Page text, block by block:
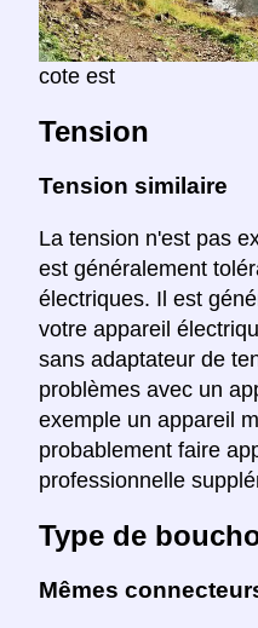
cote est
Tension
Tension similaire
La tension n'est pas
est généralement
électriques. Il est
votre appareil
sans adaptateur de
problèmes avec un
exemple un appareil
probablement faire
professionnelle
Type de
Mêmes